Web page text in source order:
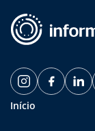
Início